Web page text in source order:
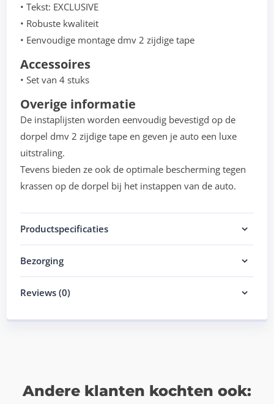
• Tekst: EXCLUSIVE
• Robuste kwaliteit
• Eenvoudige montage dmv 2 zijdige tape
Accessoires
• Set van 4 stuks
Overige informatie
De instaplijsten worden eenvoudig bevestigd op de
dorpel dmv 2 zijdige tape en geven je auto een luxe
uitstraling.
Tevens bieden ze ook de optimale bescherming tegen
krassen op de dorpel bij het instappen van de auto.
Productspecificaties
Bezorging
Reviews (0)
Andere klanten kochten ook: